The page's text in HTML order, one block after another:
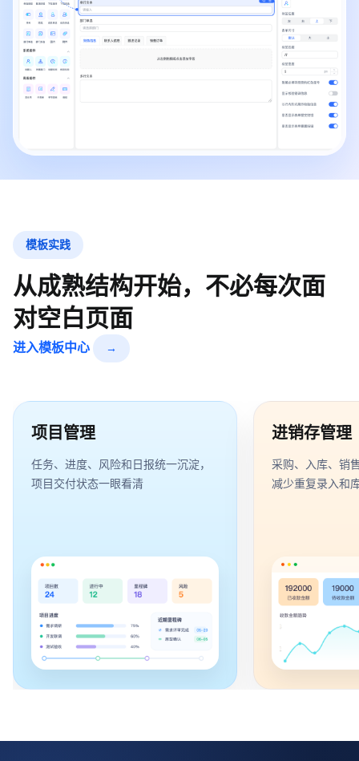
模板实践
从成熟结构开始，不必每次面
对空白页面
进入模板中心 →
项目管理
任务、进度、风险和日报统一沉淀，
项目交付状态一眼看清
进销存管理
采购、入库、销
减少重复录入和